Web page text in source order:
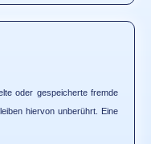
oder gespeicherte fremde
hiervon unberührt. Eine